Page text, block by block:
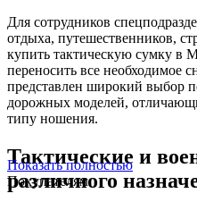
Для сотрудников
отдыха, путешественников,
купить тактическую сумку в
переносить все необходимое
представлен широкий выбор
дорожных моделей,
типу ношения.
Тактические и
различного
Показать полностью
Покупателям